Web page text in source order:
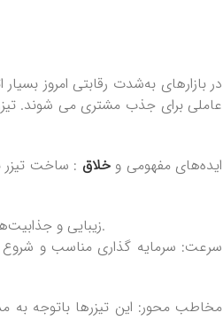
عاملی برای جذب مشتری می شوند.
ایده‌های مفهومی وخلاق : ساخت تیزر
زیبایی و جذابیت‌های بصری و شنیداری: در ساخت تیزرها کلیه‌ی جنبه‌های زیبایی‌شناسی مورد انتظار در عمل محقق می‌شوند.
سرعت: سرمایه گذاری مناسب و شروع و
مخاطب محور: این تیزرها با‌توجه